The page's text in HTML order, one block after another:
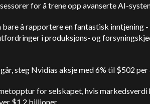
for å trene opp avanserte AI-
å rapportere en fantastisk inntjening -
i produksjons- og
steg Nvidias aksje med 6% til $502 per
for selskapet, hvis
$1,2 billioner.